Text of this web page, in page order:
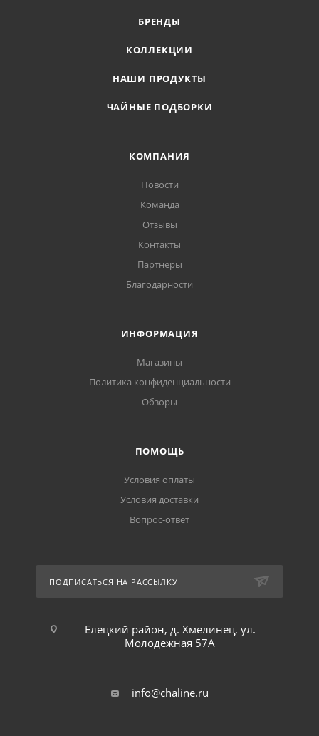
БРЕНДЫ
КОЛЛЕКЦИИ
НАШИ ПРОДУКТЫ
ЧАЙНЫЕ ПОДБОРКИ
КОМПАНИЯ
Новости
Команда
Отзывы
Контакты
Партнеры
Благодарности
ИНФОРМАЦИЯ
Магазины
Политика конфиденциальности
Обзоры
ПОМОЩЬ
Условия оплаты
Условия доставки
Вопрос-ответ
ПОДПИСАТЬСЯ НА РАССЫЛКУ
Елецкий район, д. Хмелинец, ул.
Молодежная 57А
info@chaline.ru